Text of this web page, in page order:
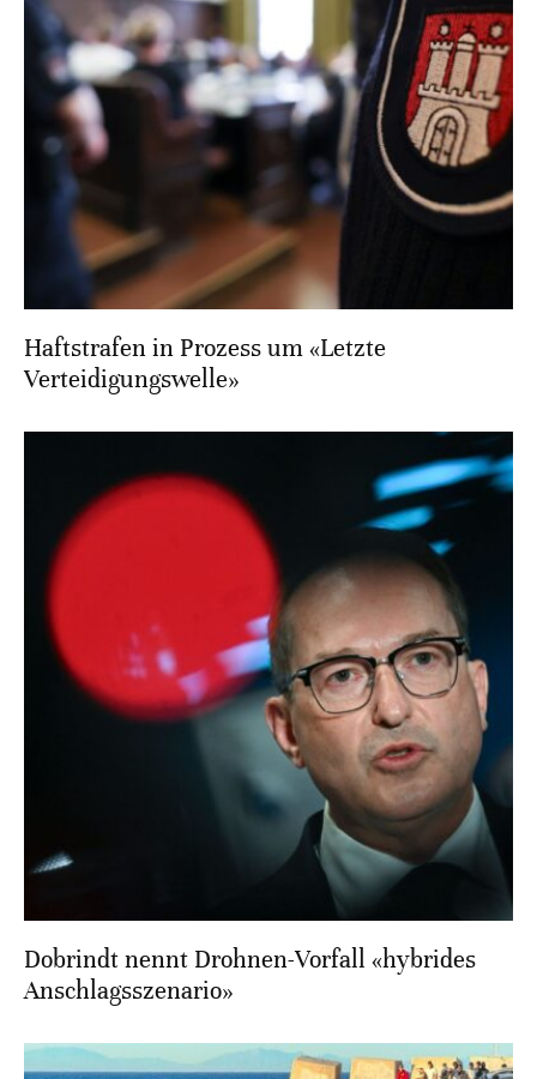
Haftstrafen in Prozess um «Letzte
Verteidigungswelle»
Dobrindt nennt Drohnen-Vorfall «hybrides
Anschlagsszenario»